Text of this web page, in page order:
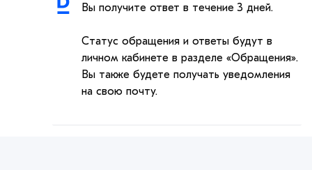
Вы получите ответ в течение 3 дней.
Статус обращения и ответы будут в
личном кабинете в разделе «Обращения».
Вы также будете получать уведомления
на свою почту.